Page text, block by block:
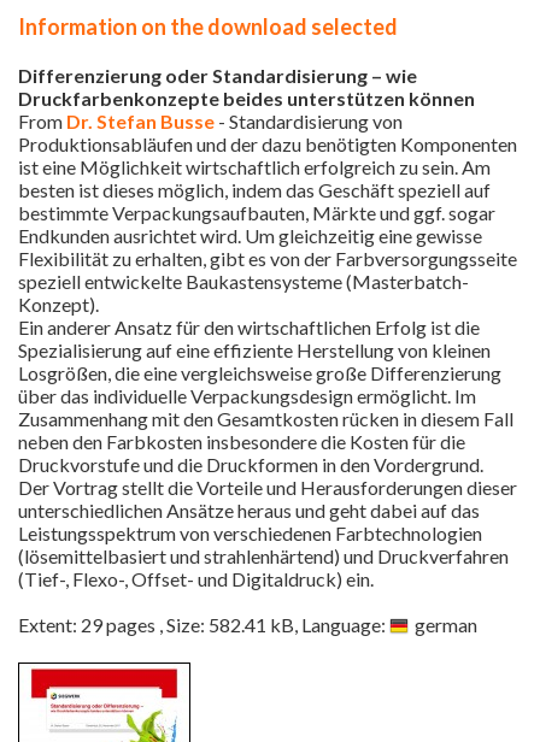
Information on the download selected
Differenzierung oder Standardisierung – wie
Druckfarbenkonzepte beides unterstützen können
From Dr. Stefan Busse - Standardisierung von
Produktionsabläufen und der dazu benötigten Komponenten
ist eine Möglichkeit wirtschaftlich erfolgreich zu sein. Am
besten ist dieses möglich, indem das Geschäft speziell auf
bestimmte Verpackungsaufbauten, Märkte und ggf. sogar
Endkunden ausrichtet wird. Um gleichzeitig eine gewisse
Flexibilität zu erhalten, gibt es von der Farbversorgungsseite
speziell entwickelte Baukastensysteme (Masterbatch-
Konzept).
Ein anderer Ansatz für den wirtschaftlichen Erfolg ist die
Spezialisierung auf eine effiziente Herstellung von kleinen
Losgrößen, die eine vergleichsweise große Differenzierung
über das individuelle Verpackungsdesign ermöglicht. Im
Zusammenhang mit den Gesamtkosten rücken in diesem Fall
neben den Farbkosten insbesondere die Kosten für die
Druckvorstufe und die Druckformen in den Vordergrund.
Der Vortrag stellt die Vorteile und Herausforderungen dieser
unterschiedlichen Ansätze heraus und geht dabei auf das
Leistungsspektrum von verschiedenen Farbtechnologien
(lösemittelbasiert und strahlenhärtend) und Druckverfahren
(Tief-, Flexo-, Offset- und Digitaldruck) ein.
Extent: 29 pages , Size: 582.41 kB, Language:
german